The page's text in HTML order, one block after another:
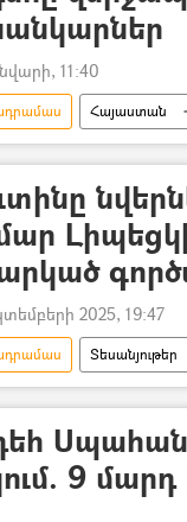
11:40
Հայաստան
2025, 19:47
Տեսանյութեր
նվեր
9 մարդ